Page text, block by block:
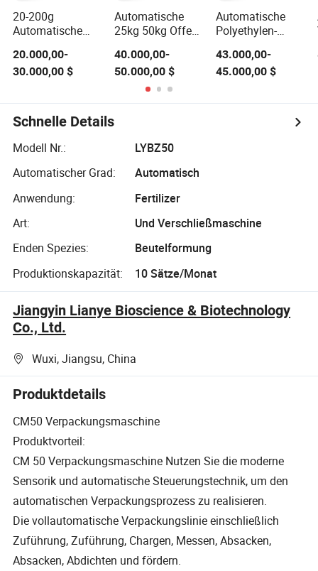
20-200g
Automatische
für Pestizid-
Dünger-
20.000,00-
30.000,00 $
Automatische
25kg 50kg Offene
Große Tasche
Gegeben Wiegen
Verpackung
Dünger, Zucker,
Kunststoffpellet
40.000,00-
50.000,00 $
Automatische
Polyethylen-
FFS Rohmaterial
Düngemittel
Bodenversiegelung
43.000,00-
45.000,00 $
Schnelle Details
Modell Nr.:
LYBZ50
Automatischer Grad:
Automatisch
Anwendung:
Fertilizer
Art:
Und Verschließmaschine
Enden Spezies:
Beutelformung
Produktionskapazität:
10 Sätze/Monat
Jiangyin Lianye Bioscience & Biotechnology
Co., Ltd.
Wuxi, Jiangsu, China
Produktdetails
CM50 Verpackungsmaschine
Produktvorteil:
CM 50 Verpackungsmaschine Nutzen Sie die moderne
Sensorik und automatische Steuerungstechnik, um den
automatischen Verpackungsprozess zu realisieren.
Die vollautomatische Verpackungslinie einschließlich
Zuführung, Zuführung, Chargen, Messen, Absacken,
Absacken, Abdichten und fördern.